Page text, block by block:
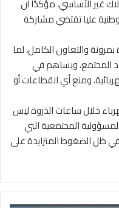
غير الأساسي، مؤكدًا أن
وطنية عليا تقتضي مشاركة
والتعاون الكامل، لما
المجتمع، ويساهم في
ومنع أي انقطاعات أو
خلال ساعات الذروة ليس
المجتمعية التي
في ظل الضغوط المتزايدة على